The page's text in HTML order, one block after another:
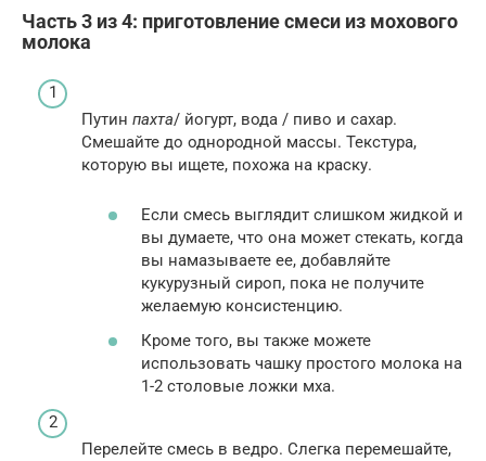
Часть 3 из 4: приготовление смеси из мохового
молока
Путин пахта/ йогурт, вода / пиво и сахар.
Смешайте до однородной массы. Текстура,
которую вы ищете, похожа на краску.
Если смесь выглядит слишком жидкой и
вы думаете, что она может стекать, когда
вы намазываете ее, добавляйте
кукурузный сироп, пока не получите
желаемую консистенцию.
Кроме того, вы также можете
использовать чашку простого молока на
1-2 столовые ложки мха.
Перелейте смесь в ведро. Слегка перемешайте,